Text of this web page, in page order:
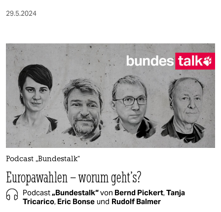
veranstaltungen
fragen & hilfe
unterstützen
abo
genossenschaft
epaper login
29.5.2024
Podcast „Bundestalk“
Europawahlen – worum geht's?
Podcast„Bundestalk“von Bernd Pickert,Tanja
Tricarico, Eric Bonse und Rudolf Balmer